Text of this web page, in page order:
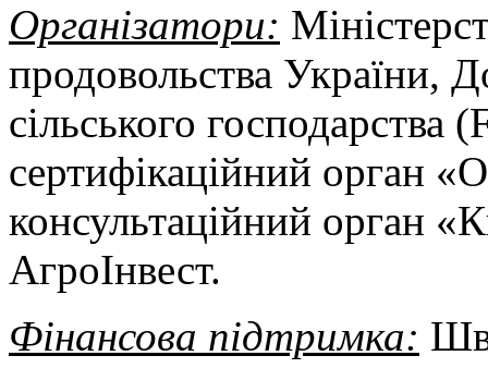
Організатори:
продовольства України,
сільського
сертифікаційний орган
консультаційний орган
АгроІнвест.
Фінансова підтримка: